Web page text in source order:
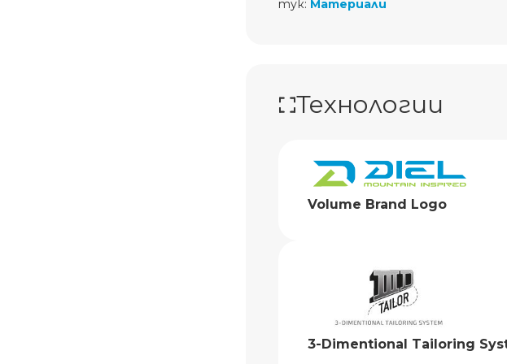
тук: Материали
Технологии
Volume Brand Logo
3-Dimentional Tailoring